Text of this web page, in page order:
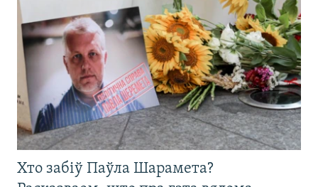
Хто забіў Паўла Шарамета?